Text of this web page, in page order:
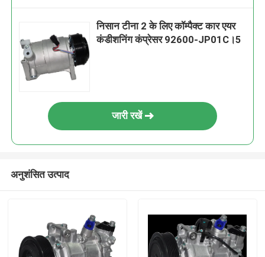
निसान टीना 2 के लिए कॉम्पैक्ट कार एयर
कंडीशनिंग कंप्रेसर 92600-JP01C।5
जारी रखें
अनुशंसित उत्पाद